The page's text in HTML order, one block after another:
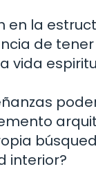
en la
de
vida
interior?